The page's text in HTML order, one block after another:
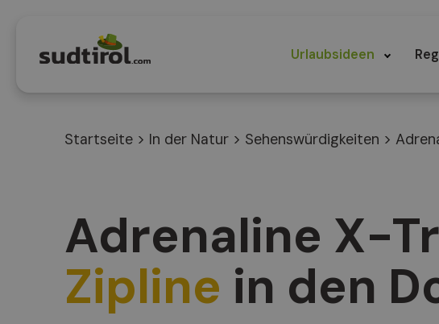
Urlaubsideen
Startseite > In der Natur > Sehenswürdigkeiten >
Adrenaline X-
Zipline in den